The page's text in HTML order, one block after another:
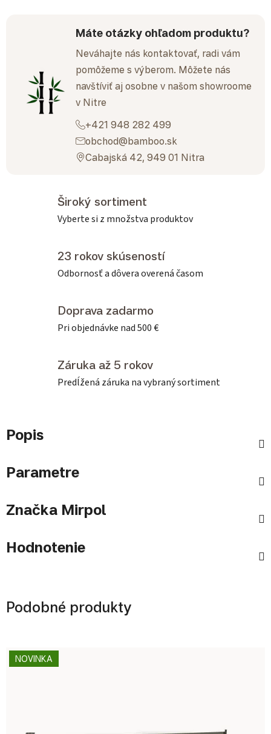
Máte otázky ohľadom produktu?
Neváhajte nás kontaktovať, radi vám
pomôžeme s výberom. Môžete nás
navštíviť aj osobne v našom showroome
v Nitre
+421 948 282 499
obchod@bamboo.sk
Cabajská 42, 949 01 Nitra
Široký sortiment
Vyberte si z množstva produktov
23 rokov skúseností
Odbornosť a dôvera overená časom
Doprava zadarmo
Pri objednávke nad 500 €
Záruka až 5 rokov
Predĺžená záruka na vybraný sortiment
Popis
Parametre
Značka Mirpol
Hodnotenie
Podobné produkty
NOVINKA